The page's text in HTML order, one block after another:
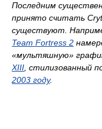
Последним
принято считать
существуют.
Team Fortress 2
«мультяшную»
XIII, стилизованный
2003 году.